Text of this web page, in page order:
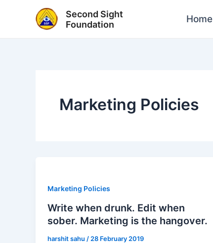
Second Sight
Foundation
Home
Marketing Policies
Marketing Policies
Write when drunk. Edit when
sober. Marketing is the hangover.
harshit sahu / 28 February 2019